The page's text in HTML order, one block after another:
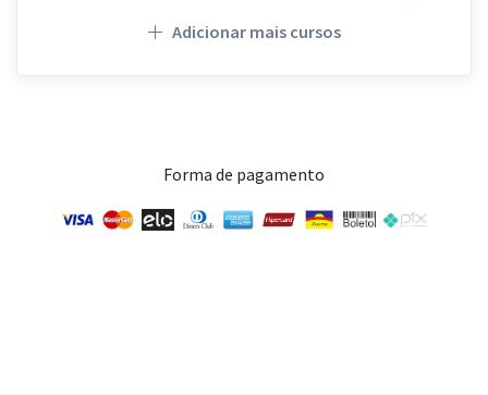
Adicionar mais cursos
Forma de pagamento